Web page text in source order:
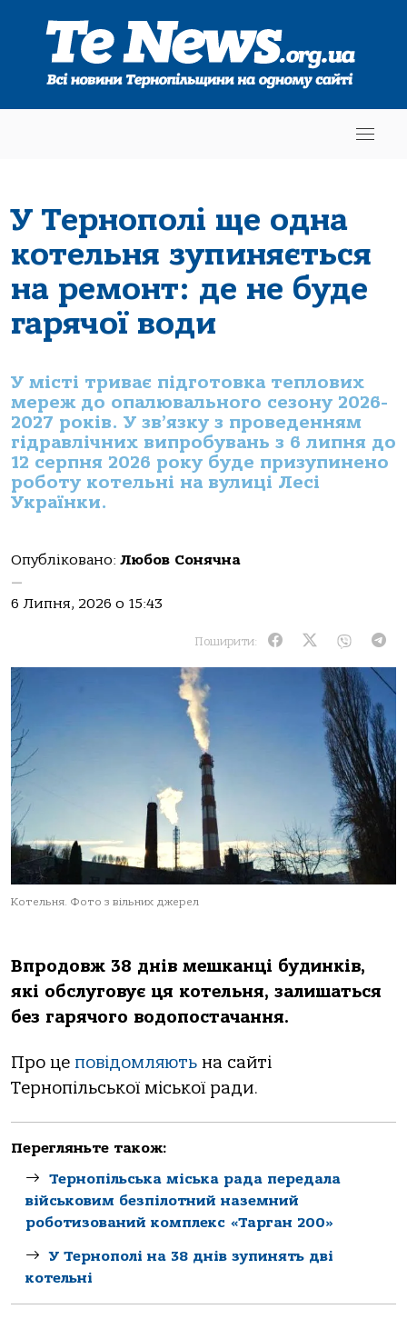
У Тернополі ще одна
котельня зупиняється
на ремонт: де не буде
гарячої води
У місті триває підготовка теплових
мереж до опалювального сезону 2026-
2027 років. У зв’язку з проведенням
гідравлічних випробувань з 6 липня до
12 серпня 2026 року буде призупинено
роботу котельні на вулиці Лесі
Українки.
Опубліковано: Любов Сонячна
—
6 Липня, 2026 о 15:43
Поширити:
Котельня. Фото з вільних джерел
Впродовж 38 днів мешканці будинків,
які обслуговує ця котельня, залишаться
без гарячого водопостачання.
Про це повідомляють на сайті
Тернопільської міської ради.
Перегляньте також:
Тернопільська міська рада передала
військовим безпілотний наземний
роботизований комплекс «Тарган 200»
У Тернополі на 38 днів зупинять дві
котельні